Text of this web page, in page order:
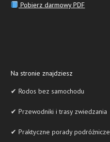
Pobierz darmowy PDF
Na stronie znajdziesz
✔ Rodos bez samochodu
✔ Przewodniki i trasy zwiedzania
✔ Praktyczne porady podróżnicze